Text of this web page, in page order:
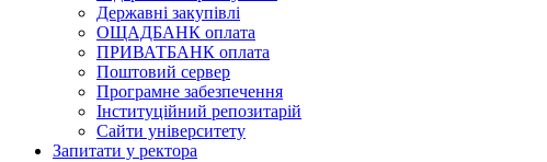
Державні закупівлі
ОЩАДБАНК оплата
ПРИВАТБАНК оплата
Поштовий сервер
Програмне забезпечення
Інституційний репозитарій
Сайти університету
Запитати у ректора